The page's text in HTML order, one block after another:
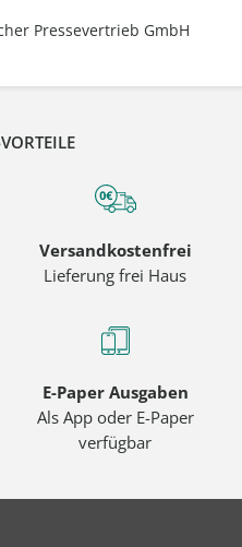
Pressevertrieb GmbH
Versandkostenfrei
Lieferung frei Haus
E-Paper Ausgaben
Als App oder E-Paper
verfügbar